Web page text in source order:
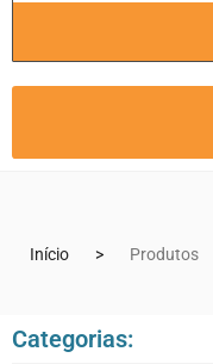
Início Produtos
Categorias: